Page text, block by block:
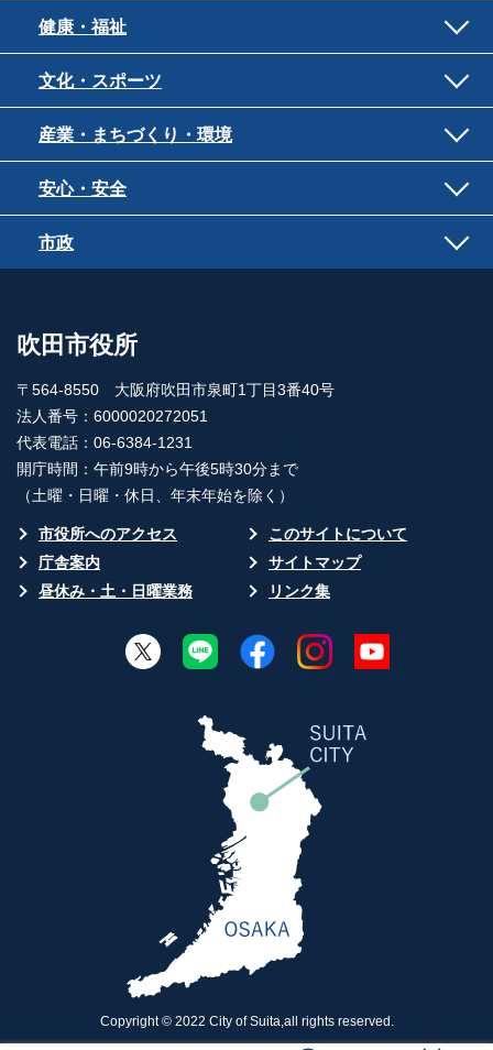
健康・福祉
文化・スポーツ
産業・まちづくり・環境
安心・安全
市政
吹田市役所
〒564-8550 大阪府吹田市泉町1丁目3番40号
法人番号：6000020272051
代表電話：06-6384-1231
開庁時間：午前9時から午後5時30分まで
（土曜・日曜・休日、年末年始を除く）
市役所へのアクセス
このサイトについて
庁舎案内
サイトマップ
昼休み・土・日曜業務
リンク集
Copyright © 2022 City of Suita,all rights reserved.